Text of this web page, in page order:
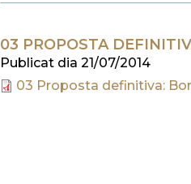
03 PROPOSTA
Publicat dia 21/07/2014
03 Proposta definitiva: